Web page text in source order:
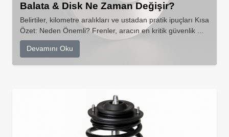
Balata & Disk Ne Zaman Değişir?
Belirtiler, kilometre aralıkları ve ustadan pratik ipuçları Kısa
Özet: Neden Önemli? Frenler, aracın en kritik güvenlik ...
Devamını Oku